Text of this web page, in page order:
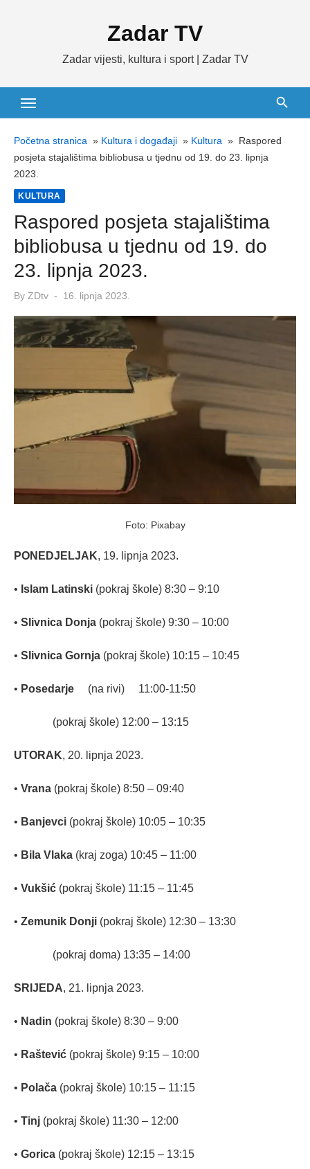
Zadar TV
Zadar vijesti, kultura i sport | Zadar TV
Početna stranica » Kultura i događaji » Kultura » Raspored
posjeta stajalištima bibliobusa u tjednu od 19. do 23. lipnja
2023.
KULTURA
Raspored posjeta stajalištima
bibliobusa u tjednu od 19. do
23. lipnja 2023.
By ZDtv
Posted
16. lipnja 2023.
Foto: Pixabay
PONEDJELJAK, 19. lipnja 2023.
• Islam Latinski (pokraj škole) 8:30 – 9:10
• Slivnica Donja (pokraj škole) 9:30 – 10:00
• Slivnica Gornja (pokraj škole) 10:15 – 10:45
• Posedarje (na rivi) 11:00-11:50
(pokraj škole) 12:00 – 13:15
UTORAK, 20. lipnja 2023.
• Vrana (pokraj škole) 8:50 – 09:40
• Banjevci (pokraj škole) 10:05 – 10:35
• Bila Vlaka (kraj zoga) 10:45 – 11:00
• Vukšić (pokraj škole) 11:15 – 11:45
• Zemunik Donji (pokraj škole) 12:30 – 13:30
(pokraj doma) 13:35 – 14:00
SRIJEDA, 21. lipnja 2023.
• Nadin (pokraj škole) 8:30 – 9:00
• Raštević (pokraj škole) 9:15 – 10:00
• Polača (pokraj škole) 10:15 – 11:15
• Tinj (pokraj škole) 11:30 – 12:00
• Gorica (pokraj škole) 12:15 – 13:15